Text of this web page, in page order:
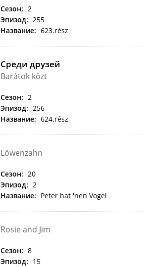
Сезон: 2
Эпизод: 255
Название: 623.rész
Среди друзей
Barátok közt
Сезон: 2
Эпизод: 256
Название: 624.rész
Löwenzahn
Сезон: 20
Эпизод: 2
Название: Peter hat 'nen Vogel
Rosie and Jim
Сезон: 8
Эпизод: 15